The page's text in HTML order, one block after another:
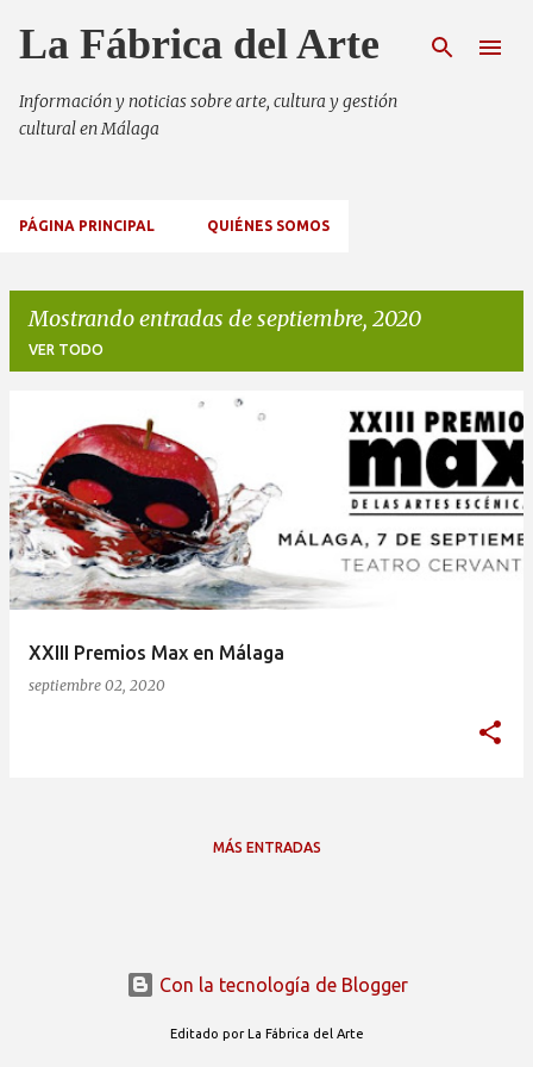
Ir al contenido principal
La Fábrica del Arte
Información y noticias sobre arte, cultura y gestión
cultural en Málaga
PÁGINA PRINCIPAL QUIÉNES SOMOS
Mostrando entradas de septiembre, 2020
VER TODO
n
t
r
a
d
XXIII Premios Max en Málaga
septiembre 02, 2020
MÁS ENTRADAS
Con la tecnología de Blogger
Editado por La Fábrica del Arte